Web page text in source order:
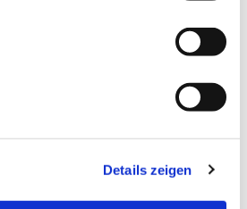
Details zeigen